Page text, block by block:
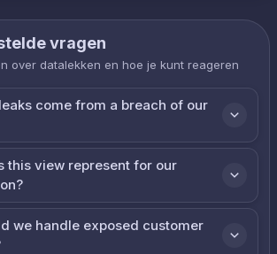
vragen
over datalekken en hoe je kunt reageren
come from a breach of our
this view represent for our
we handle exposed customer